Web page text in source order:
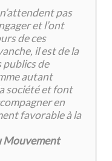
pas
et l’ont
de ces
il est de la
de
autant
société et font
en
favorable à la
Mouvement